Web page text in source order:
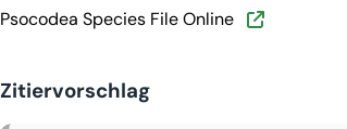
Psocodea Species File Online
Zitiervorschlag